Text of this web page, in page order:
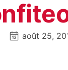
août 25,